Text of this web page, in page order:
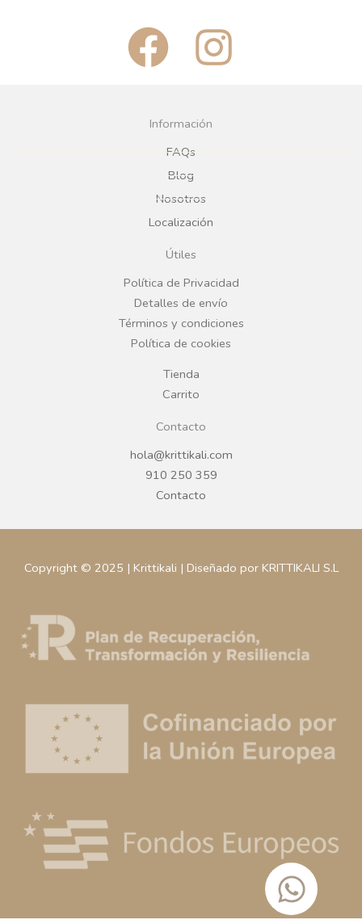
F
a
c
e
b
o
o
k
I
n
g
r
a
Información
FAQs
Blog
Nosotros
Localización
Útiles
Política de Privacidad
Detalles de envío
Términos y condiciones
Política de cookies
Tienda
Carrito
Contacto
hola@krittikali.com
910 250 359
Contacto
Copyright © 2025 | Krittikali | Diseñado por KRITTIKALI S.L